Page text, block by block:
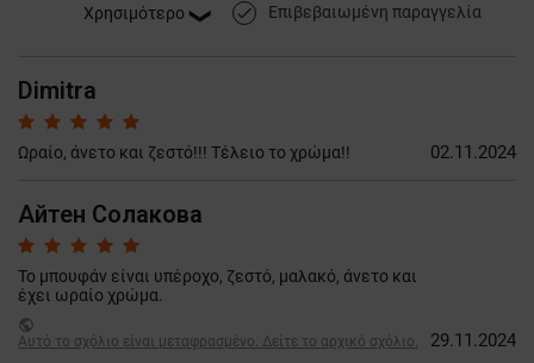
done Επιβεβαιωμένη παραγγελία
Dimitra
Ωραίο, άνετο και ζεστό!!! Τέλειο το χρώμα!! 02.11.2024
Айтен Солакова
Το μπουφάν είναι υπέροχο, ζεστό, μαλακό, άνετο και
έχει ωραίο χρώμα.
public
Αυτό το σχόλιο είναι μεταφρασμένο. Δείτε το αρχικό σχόλιο.
29.11.2024